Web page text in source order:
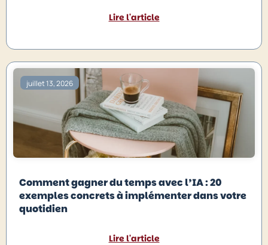
Lire l'article
juillet 13, 2026
Comment gagner du temps avec l’IA : 20
exemples concrets à implémenter dans votre
quotidien
Lire l'article